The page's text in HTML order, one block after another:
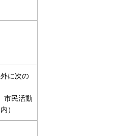
に次の
市民活動
）